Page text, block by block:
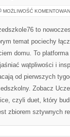
MOŻLIWOŚĆ
to
temat pociechy
domu. To
wątpliwości i
od pierwszych
Zobacz
czyli duet, który
zbiorem sztywnych